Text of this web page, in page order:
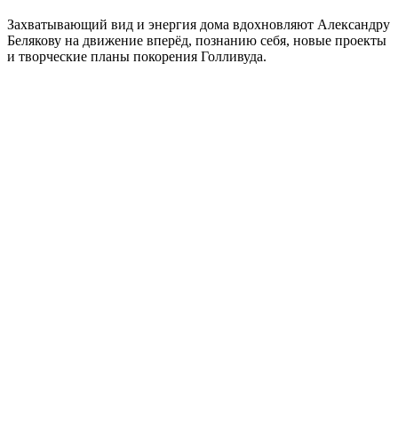
Захватывающий вид и энергия дома вдохновляют Александру
Белякову на движение вперёд, познанию себя, новые проекты
и творческие планы покорения Голливуда.